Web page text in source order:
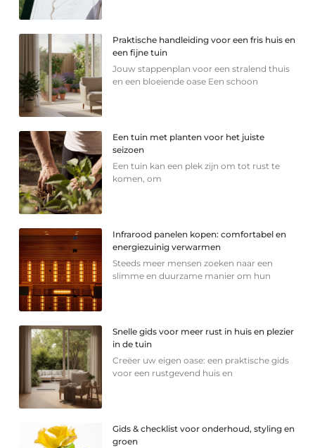
Praktische handleiding voor een fris huis en
een fijne tuin
Jouw stappenplan voor een stralend thuis
en een bloeiende oase Een schoon
Een tuin met planten voor het juiste
seizoen
Een tuin kan een plek zijn om tot rust te
komen, om
Infrarood panelen kopen: comfortabel en
energiezuinig verwarmen
Steeds meer mensen zoeken naar een
slimme en duurzame manier om hun
Snelle gids voor meer rust in huis en plezier
in de tuin
Creëer uw eigen oase: een praktische gids
voor een rustgevend huis en
Gids & checklist voor onderhoud, styling en
groen